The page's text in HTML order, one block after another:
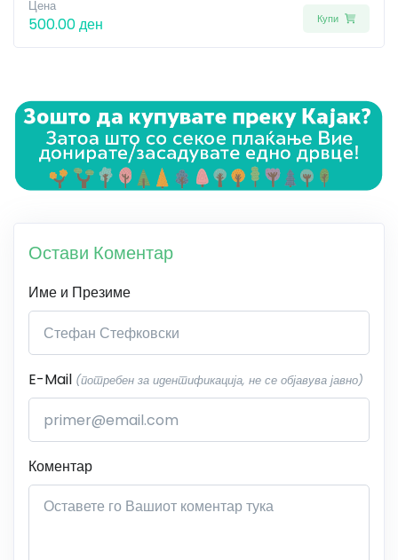
Цена
500.00 ден Купи
Остави Коментар
Име и Презиме
E-Mail (потребен за идентификација, не се објавува јавно)
Коментар